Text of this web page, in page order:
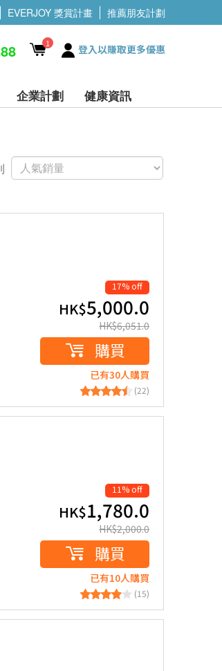
EVERJOY 獎賞計畫 推薦朋友計劃
1 登入以賺取更多優惠
企業計劃 健康資訊
17% off
HK$5,000.0
HK$6,051.0
購買
已有30人購買
(22)
11% off
HK$1,780.0
HK$2,000.0
購買
已有10人購買
(15)